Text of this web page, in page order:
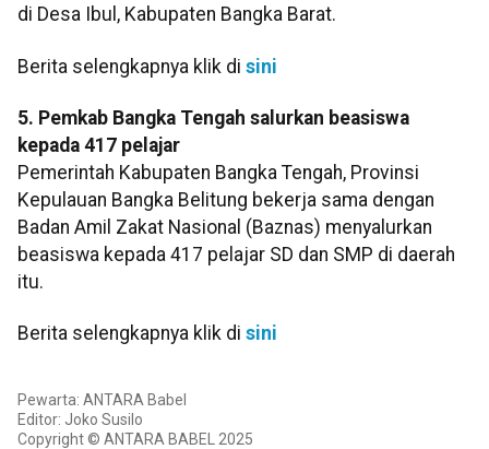
di Desa Ibul, Kabupaten Bangka Barat.
Berita selengkapnya klik di sini
5. Pemkab Bangka Tengah salurkan beasiswa
kepada 417 pelajar
Pemerintah Kabupaten Bangka Tengah, Provinsi
Kepulauan Bangka Belitung bekerja sama dengan
Badan Amil Zakat Nasional (Baznas) menyalurkan
beasiswa kepada 417 pelajar SD dan SMP di daerah
itu.
Berita selengkapnya klik di sini
Pewarta: ANTARA Babel
Editor: Joko Susilo
Copyright © ANTARA BABEL 2025